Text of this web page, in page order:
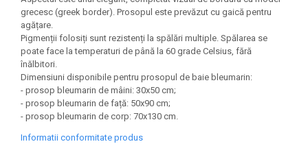
grecesc (greek border). Prosopul este prevăzut cu gaică pentru
agățare.
Pigmenții folosiți sunt rezistenți la spălări multiple. Spălarea se
poate face la temperaturi de până la 60 grade Celsius, fără
înălbitori.
Dimensiuni disponibile pentru prosopul de baie bleumarin:
- prosop bleumarin de mâini: 30x50 cm;
- prosop bleumarin de față: 50x90 cm;
- prosop bleumarin de corp: 70x130 cm.
Informatii conformitate produs